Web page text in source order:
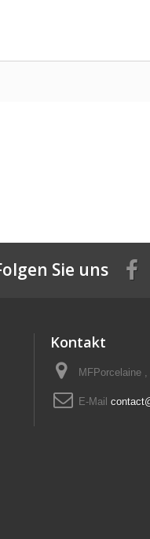
Sie uns
Kontakt
MFPorcelaine
E-Mail